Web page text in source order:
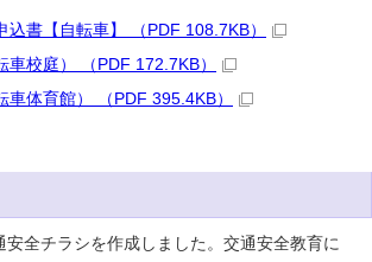
込書【自転車】 （PDF 108.7KB）
車校庭） （PDF 172.7KB）
車体育館） （PDF 395.4KB）
全チラシを作成しました。交通安全教育に